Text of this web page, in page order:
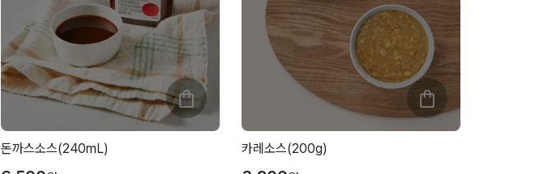
돈까스소스(240mL) 카레소스(200g)